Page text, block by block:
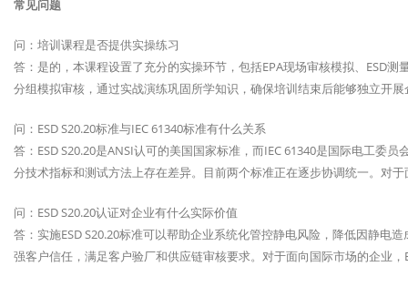
常见问题
问：培训课程是否提供实操练习
答：是的，本课程设置了充分的实操环节，包括EPA现场审核模拟、ESD
分组模拟审核，通过实战演练巩固所学知识，确保培训结束后能够独立开展
问：ESD S20.20标准与IEC 61340标准有什么关系
答：ESD S20.20是ANSI认可的美国国家标准，而IEC 61340是国际电工委
分技术指标和测试方法上存在差异。目前两个标准正在逐步协调统一。对
问：ESD S20.20认证对企业有什么实际价值
答：实施ESD S20.20标准可以帮助企业系统化管控静电风险，降低因静电
强客户信任，满足客户验厂和供应链审核要求。对于面向国际市场的企业